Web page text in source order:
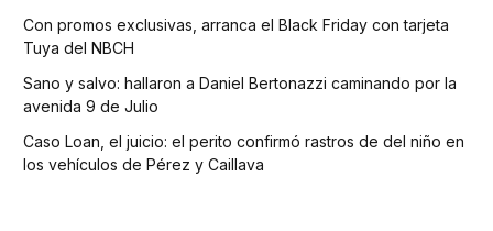
Con promos exclusivas, arranca el Black Friday con tarjeta
Tuya del NBCH
Sano y salvo: hallaron a Daniel Bertonazzi caminando por la
avenida 9 de Julio
Caso Loan, el juicio: el perito confirmó rastros de del niño en
los vehículos de Pérez y Caillava